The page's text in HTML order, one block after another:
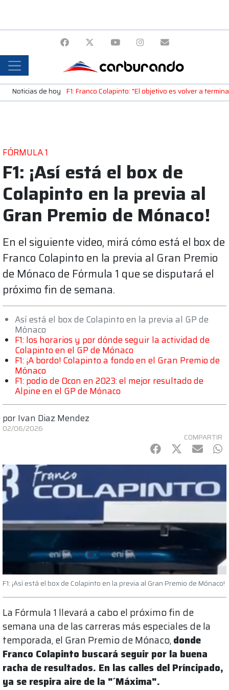
Noticias de hoy F1: Franco Colapinto: "El objetivo es volver a
FÓRMULA 1
F1: ¡Así está el box de
Colapinto en la previa al
Gran Premio de Mónaco!
En el siguiente video, mirá cómo está el box de
Franco Colapinto en la previa al Gran Premio
de Mónaco de Fórmula 1 que se disputará el
próximo fin de semana.
Así está el box de Colapinto en la previa al GP de
Mónaco
F1: los horarios y por dónde seguir la actividad de
Colapinto en el GP de Mónaco
F1: ¡A bordo! Colapinto a fondo en el Gran Premio de
Mónaco
F1: podio de Ocon en 2023: el mejor resultado de
Alpine en el GP de Mónaco
por Ivan Diaz Mendez
02/06/2026
COMPARTIR
Facebook
Twitter
mail
F1: ¡Así está el box de Colapinto en la previa al Gran Premio de Mónaco!
La Fórmula 1 llevará a cabo el próximo fin de
semana una de las carreras más especiales de la
temporada, el Gran Premio de Mónaco,donde
Franco Colapinto buscará seguir por la buena
racha de resultados. En las calles del Príncipado,
ya se respira aire de la "´Máxima".